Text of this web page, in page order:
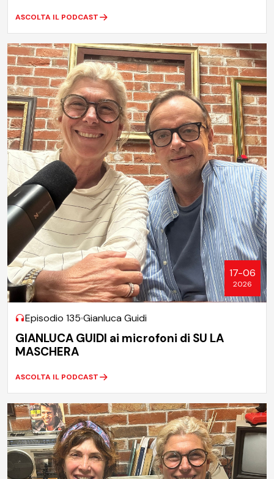
ASCOLTA IL PODCAST
17-06
2026
Episodio 135 Gianluca Guidi
GIANLUCA GUIDI ai microfoni di SU LA
MASCHERA
ASCOLTA IL PODCAST